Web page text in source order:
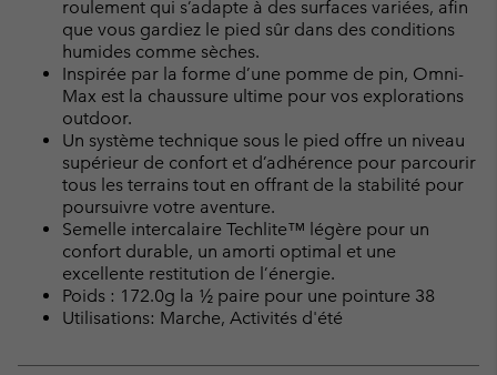
roulement qui s’adapte à des surfaces variées, afin
que vous gardiez le pied sûr dans des conditions
humides comme sèches.
Inspirée par la forme d’une pomme de pin, Omni-
Max est la chaussure ultime pour vos explorations
outdoor.
Un système technique sous le pied offre un niveau
supérieur de confort et d’adhérence pour parcourir
tous les terrains tout en offrant de la stabilité pour
poursuivre votre aventure.
Semelle intercalaire Techlite™ légère pour un
confort durable, un amorti optimal et une
excellente restitution de l’énergie.
Poids : 172.0g la ½ paire pour une pointure 38
Utilisations: Marche, Activités d'été